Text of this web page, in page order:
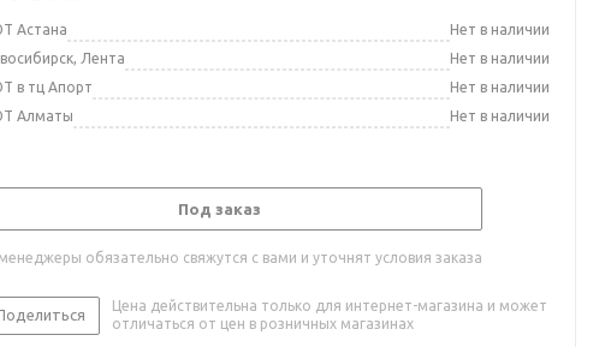
Астана
Нет в наличии
Лента
Нет в наличии
в тц Апорт
Нет в наличии
Алматы
Нет в наличии
Под заказ
обязательно свяжутся с вами и уточнят условия заказа
Цена действительна только для интернет-магазина и может
отличаться от цен в розничных магазинах